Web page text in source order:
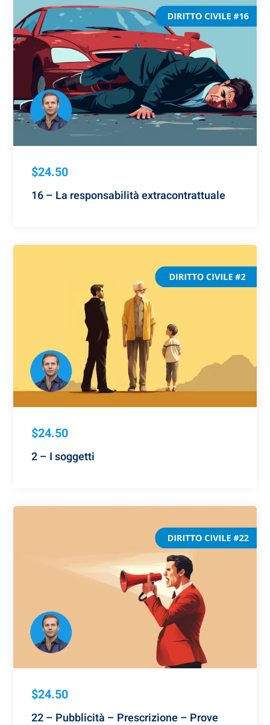
$24.50
16 – La responsabilità extracontrattuale
$24.50
2 – I soggetti
$24.50
22 – Pubblicità – Prescrizione – Prove